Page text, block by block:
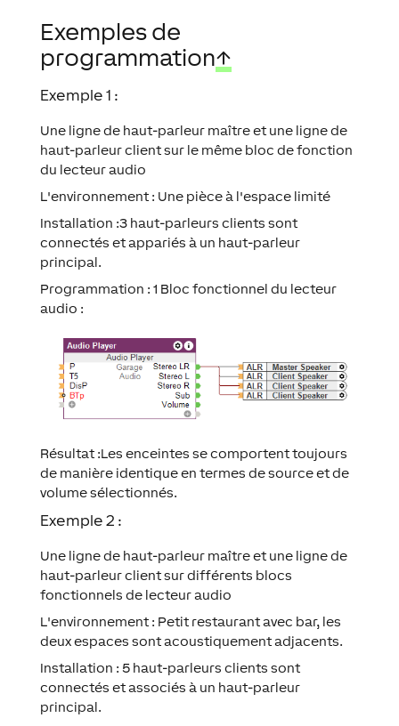
Exemples de
programmation↑
Exemple 1 :
Une ligne de haut-parleur maître et une ligne de
haut-parleur client sur le même bloc de fonction
du lecteur audio
L'environnement : Une pièce à l'espace limité
Installation :3 haut-parleurs clients sont
connectés et appariés à un haut-parleur
principal.
Programmation : 1 Bloc fonctionnel du lecteur
audio :
Résultat :Les enceintes se comportent toujours
de manière identique en termes de source et de
volume sélectionnés.
Exemple 2 :
Une ligne de haut-parleur maître et une ligne de
haut-parleur client sur différents blocs
fonctionnels de lecteur audio
L'environnement : Petit restaurant avec bar, les
deux espaces sont acoustiquement adjacents.
Installation : 5 haut-parleurs clients sont
connectés et associés à un haut-parleur
principal.